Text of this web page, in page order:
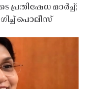
പ്രതിഷേധ മാർച്ച്;
പൊലീസ്